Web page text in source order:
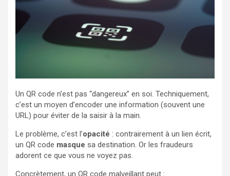
Un QR code n’est pas “dangereux” en soi. Techniquement,
c’est un moyen d’encoder une information (souvent une
URL) pour éviter de la saisir à la main.
Le problème, c’est l’opacité : contrairement à un lien écrit,
un QR code masque sa destination. Or les fraudeurs
adorent ce que vous ne voyez pas.
Concrètement, un QR code malveillant peut :